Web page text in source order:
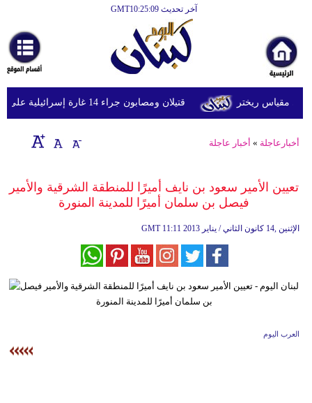
آخر تحديث GMT10:25:09
أخبارعاجلة
رياضة
ثقافة
إقتصاد
وموسيقى
ديكور
قتيلان ومصابون جراء 14 غارة إسرائيلية على شرق وجنوب لبنان
أخبارعاجلة » أخبار عاجلة
تعيين الأمير سعود بن نايف أميرًا للمنطقة الشرقية والأمير
فيصل بن سلمان أميرًا للمدينة المنورة
GMT 11:11 2013 الإثنين ,14 كانون الثاني / يناير
العرب اليوم